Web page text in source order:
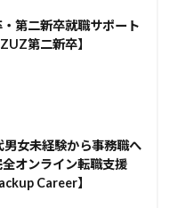
第二新卒就職サポート
第二新卒】
男女未経験から事務職へ
全オンライン転職支援
Career】